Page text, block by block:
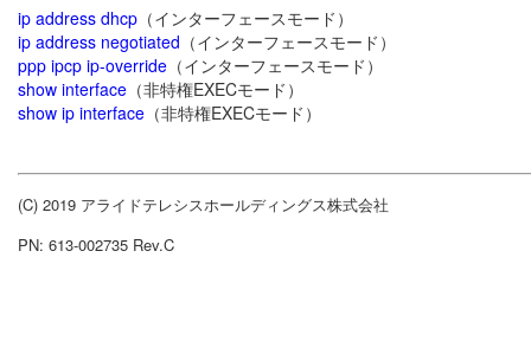
ip address dhcp （インターフェースモード）
ip address negotiated （インターフェースモード）
ppp ipcp ip-override （インターフェースモード）
show interface （非特権EXECモード）
show ip interface （非特権EXECモード）
(C) 2019 アライドテレシスホールディングス株式会社
PN: 613-002735 Rev.C